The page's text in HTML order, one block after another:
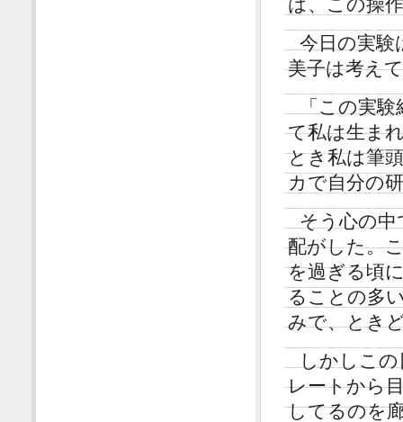
今日の実験
美子は考え
「この実
て私は生ま
とき私は筆
カで自分の
そう心の
配がした。
を過ぎる頃
ることの多
みで、とき
しかしこ
レートから
してるのを